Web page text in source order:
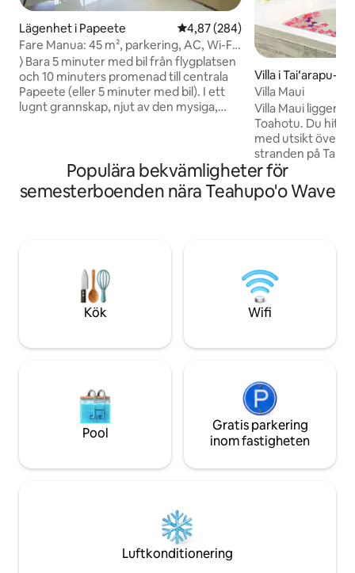
Lägenhet i Papeete 4,87 av 5 i genomsnittligt
4,87 (284)
Fare Manua: 45 m², parkering, AC, Wi-Fi,
centrum
⟩ Bara 5 minuter med bil från flygplatsen
och 10 minuters promenad till centrala
Papeete (eller 5 minuter med bil). I ett
lugnt grannskap, njut av den mysiga,
bäddsoffa av hög kvalitet; ⟶ Gratis och
säkert Wi-Fi på 20 Mbps; ⟶
Luftkonditionering; ⟶ Säker byggnad
Villa i Taiʻarapu-
Villa Maui
Villa Maui ligger
Toahotu. Du
med utsikt över
stranden på Tahiti
de Maui”. Villa
utsikt över havet
surfplatsen
dig. Det bästa
under
Populära bekvämligheter för
semesterboenden nära Teahupo'o Wave
Kök Wifi
Pool
Gratis parkering
inom fastigheten
Luftkonditionering